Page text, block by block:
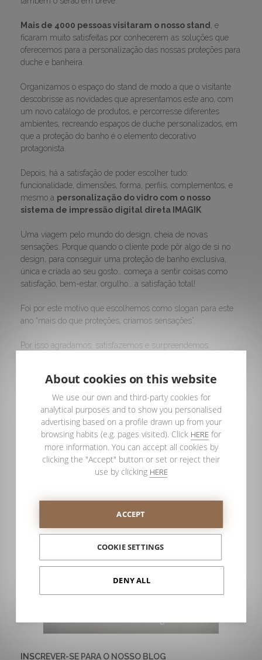
Mais de 4000 pessoas visitaram o nosso stand, e
ficaram muito satisfeitas por conhecerem as soluções que
oferecemos para a personalização das nossas proteções para
duche e banheira.
Organizamos o espaço do stand de modo a que o visitante
descobrisse as novidades que apresentamos este ano, com
um novo catálogo de produtos, e percorresse diferentes
ambientes, recreando espaços de duche personalizados, em
que a proteção do banho é o elemento decorativo
protagonista.
Depois, há a satisfação de poder escolher tudo:
funcionalidade, dimensões, forma, perfiis, complementos, e
mesmo a personalização do vidro com o nosso
sistema de impressão digital direta IMAGIK.
Uma viagem pelo mundo do design, cheia de novas
sensações. Porque quando o cliente pode pôr algo de si no
design, para conseguir uma proteção de banho exclusiva,
única e criada ao seu gosto… começa a sentir coisas como
satisfação, bem-estar, orgulho… a satisfação total!
Foi por este motivo que escolhemos como slogan para este
ano “mais do que proteções, criamos sensações”.
Por isso agradamos, satisfazemos e surpreendemos.
descobrir agora.
INSCREVER-SE PARA O NOSSO BLOG
About cookies on this website
We use our own and third-party cookies for
analytical purposes and to show you personalised
advertising based on a profile drawn up from your
browsing habits (e.g. pages visited). Click HERE for
more information. You can accept all cookies by
clicking the "Accept" button or set or reject their
use by clicking HERE
ACCEPT
COOKIE SETTINGS
DENY ALL